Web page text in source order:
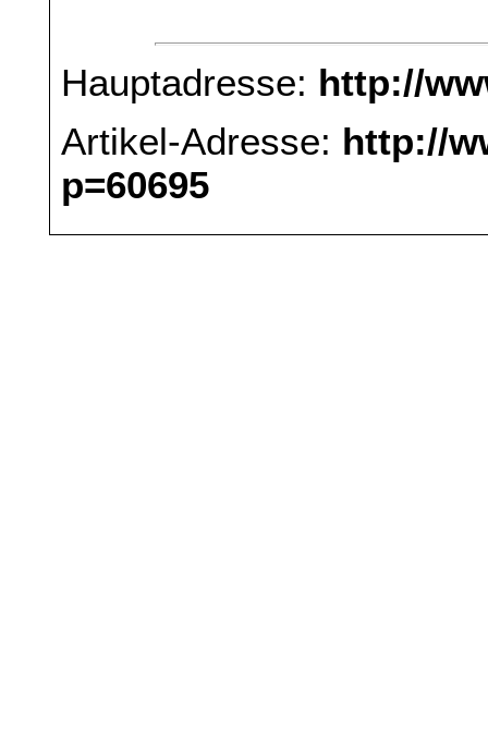
Hauptadresse: http://
Artikel-Adresse: http://
p=60695